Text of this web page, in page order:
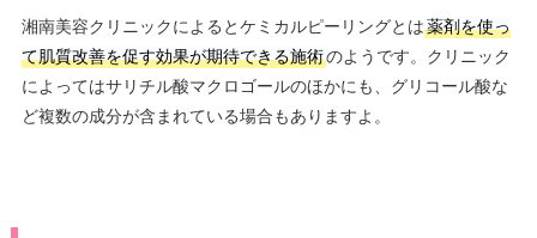
湘南美容クリニックによるとケミカルピーリングとは薬剤を使っ
て肌質改善を促す効果が期待できる施術のようです。クリニック
によってはサリチル酸マクロゴールのほかにも、グリコール酸な
ど複数の成分が含まれている場合もありますよ。